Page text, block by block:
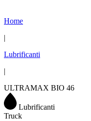
Home
|
Lubrificanti
|
ULTRAMAX BIO 46
Lubrificanti
Truck